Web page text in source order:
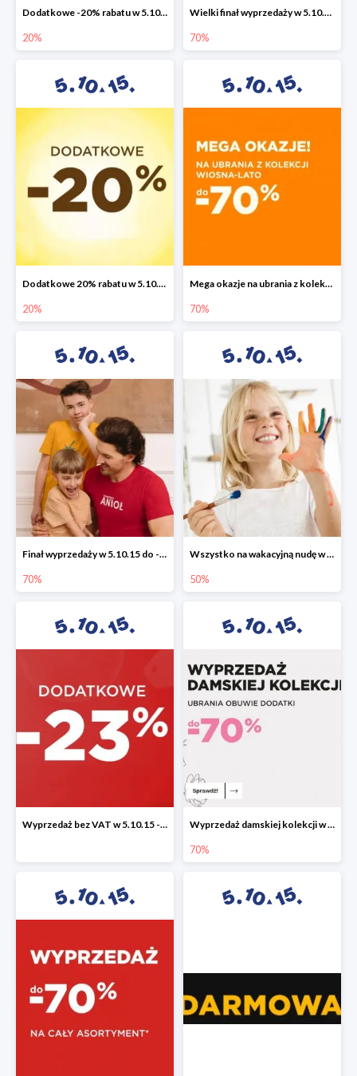
Dodatkowe -20% rabatu w 5.10.15
20%
Wielki finał wyprzedaży w 5.10.15 do -70%
70%
Dodatkowe 20% rabatu w 5.10.15
20%
Mega okazje na ubrania z kolekcji wiosna-lato do -70%
70%
Finał wyprzedaży w 5.10.15 do -70%
70%
Wszystko na wakacyjną nudę w 5.10.15 - gry i zabawki do -50%
50%
Wyprzedaż bez VAT w 5.10.15 - dodatkowe -23% rabatu Wyprzedaż damskiej kolekcji w 5.10.15 - ubrania, obuwie i dodatki do -70%
70%